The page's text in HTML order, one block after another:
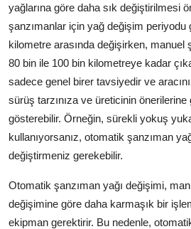
yağlarına göre daha sık değiştirilmesi
şanzımanlar için yağ değişim periyodu
kilometre arasında değişirken, manuel
80 bin ile 100 bin kilometreye kadar
sadece genel birer tavsiyedir ve
sürüş tarzınıza ve üreticinin
gösterebilir. Örneğin, sürekli yokuş
kullanıyorsanız, otomatik şanzıman
değiştirmeniz gerekebilir.
Otomatik şanzıman yağı değişimi,
değişimine göre daha karmaşık bir
ekipman gerektirir. Bu nedenle,